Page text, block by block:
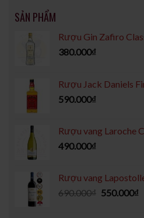
SẢN PHẨM
Rượu Gin Zafiro
380.000₫
Rượu Jack Daniels
590.000₫
Rượu vang Laroche
490.000₫
Rượu vang
690.000₫ 550.000₫